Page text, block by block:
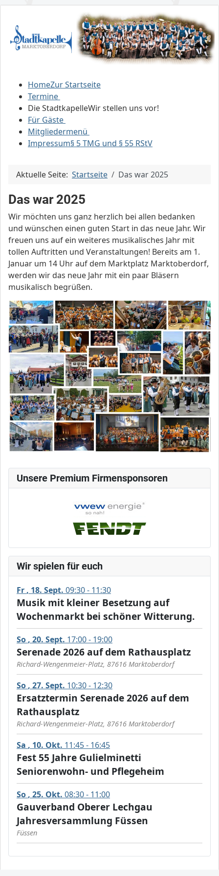
HomeZur Startseite
Termine
Die StadtkapelleWir stellen uns vor!
Für Gäste
Mitgliedermenü
Impressum§ 5 TMG und § 55 RStV
Aktuelle Seite: Startseite Das war 2025
Das war 2025
Wir möchten uns ganz herzlich bei allen bedanken
und wünschen einen guten Start in das neue Jahr. Wir
freuen uns auf ein weiteres musikalisches Jahr mit
tollen Auftritten und Veranstaltungen! Bereits am 1.
Januar um 14 Uhr auf dem Marktplatz Marktoberdorf,
werden wir das neue Jahr mit ein paar Bläsern
musikalisch begrüßen.
Unsere Premium Firmensponsoren
Wir spielen für euch
Fr 18 Sept. 09:30 - 11:30
Musik mit kleiner Besetzung auf
Wochenmarkt bei schöner Witterung.
So 20 Sept. 17:00 - 19:00
Serenade 2026 auf dem Rathausplatz
Richard-Wengenmeier-Platz, 87616 Marktoberdorf
So 27 Sept. 10:30 - 12:30
Ersatztermin Serenade 2026 auf dem
Rathausplatz
Richard-Wengenmeier-Platz, 87616 Marktoberdorf
Sa 10 Okt. 11:45 - 16:45
Fest 55 Jahre Gulielminetti
Seniorenwohn- und Pflegeheim
So 25 Okt. 08:30 - 11:00
Gauverband Oberer Lechgau
Jahresversammlung Füssen
Füssen